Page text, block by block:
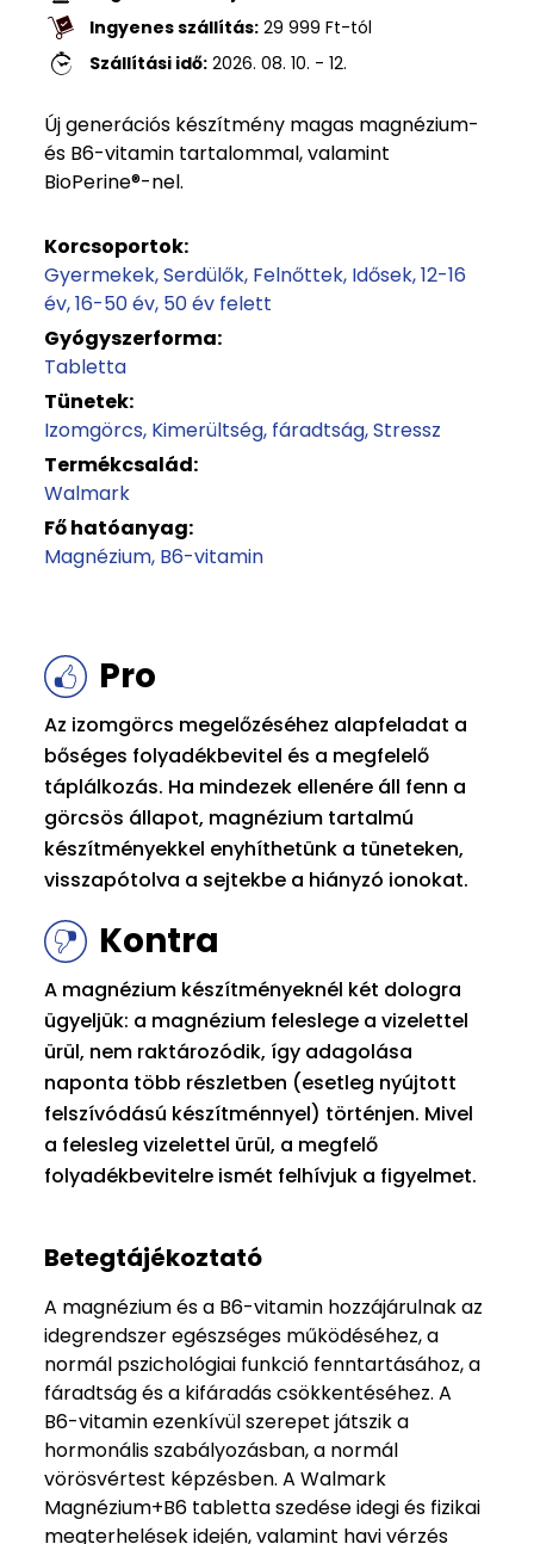
Ingyenes szállítás: 29 999 Ft-tól
Szállítási idő: 2026. 08. 10. - 12.
Új generációs készítmény magas magnézium-
és B6-vitamin tartalommal, valamint
BioPerine®-nel.
Korcsoportok:
Gyermekek Serdülők Felnőttek Idősek 12-16
év 16-50 év 50 év felett
Gyógyszerforma:
Tabletta
Tünetek:
Izomgörcs Kimerültség, fáradtság Stressz
Termékcsalád:
Walmark
Fő hatóanyag:
Magnézium B6-vitamin
Pro
Az izomgörcs megelőzéséhez alapfeladat a
bőséges folyadékbevitel és a megfelelő
táplálkozás. Ha mindezek ellenére áll fenn a
görcsös állapot, magnézium tartalmú
készítményekkel enyhíthetünk a tüneteken,
visszapótolva a sejtekbe a hiányzó ionokat.
Kontra
A magnézium készítményeknél két dologra
ügyeljük: a magnézium feleslege a vizelettel
ürül, nem raktározódik, így adagolása
naponta több részletben (esetleg nyújtott
felszívódású készítménnyel) történjen. Mivel
a felesleg vizelettel ürül, a megfelő
folyadékbevitelre ismét felhívjuk a figyelmet.
Betegtájékoztató
A magnézium és a B6-vitamin hozzájárulnak az
idegrendszer egészséges működéséhez, a
normál pszichológiai funkció fenntartásához, a
fáradtság és a kifáradás csökkentéséhez. A
B6-vitamin ezenkívül szerepet játszik a
hormonális szabályozásban, a normál
vörösvértest képzésben. A Walmark
Magnézium+B6 tabletta szedése idegi és fizikai
megterhelések idején, valamint havi vérzés